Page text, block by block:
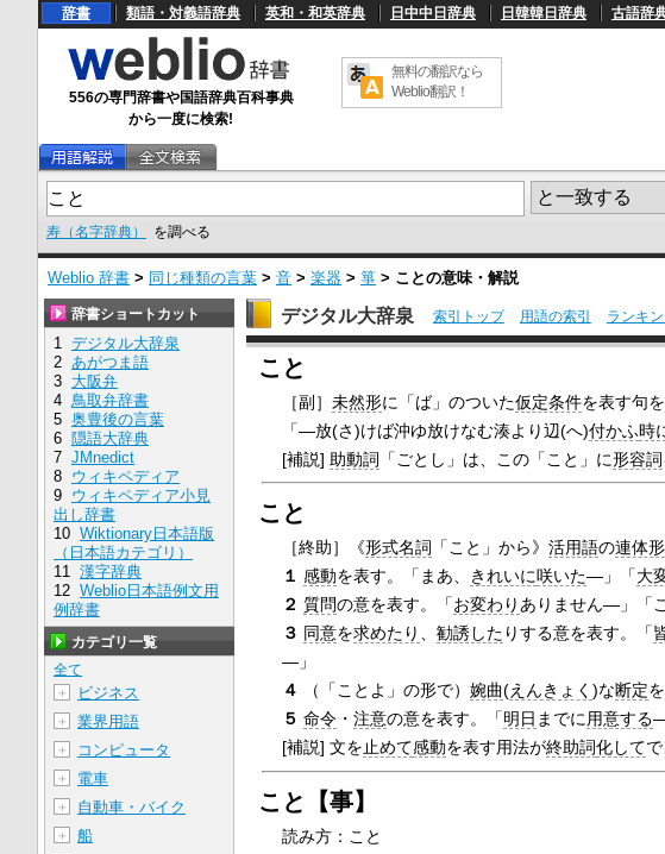
辞書 類語・対義語辞典 英和・和英辞典 日中中日辞典 日韓韓日辞典 古語辞
556の専門辞書や国語辞典百科事典
から一度に検索!
無料の翻訳なら
Weblio翻訳！
寿（名字辞典） を調べる
Weblio 辞書 > 同じ種類の言葉 > 音 > 楽器 > 箏 > ことの意味・解説
U
u
t
e
/
L
d
e
d
4
1
%
デジタル大辞泉 索引トップ 用語の索引 ランキ
こと
［副］未然形に「ば」のついた仮定条件を表す句を
「―放(さ)けば沖ゆ放けなむ湊より辺(へ)付かふ時
[補説] 助動詞 「ごとし」は、この「こと」に形容詞
こと
［終助］ 《形式名詞 「こと」から》活用語の連体形
１ 感動を表す。「まあ、 きれいに咲いた―」「大
２ 質問の意を表す。「お変わりありません―」「
３ 同意を求めたり 、勧誘した りする意を表す。「
―」
４
（「ことよ」の形で）婉曲(えんきょく)な断定
５ 命令 ・注意の意を表す。「明日 までに用意する
[補説] 文を止めて感動を表す用法が終助詞化して
こと【事】
読み方：こと
辞書ショートカット
1 デジタル大辞泉
2 あがつま語
3 大阪弁
4 鳥取弁辞書
5 奥豊後の言葉
6 隠語大辞典
7 JMnedict
8 ウィキペディア
9 ウィキペディア小見
出し辞書
10 Wiktionary日本語版
（日本語カテゴリ）
11 漢字辞典
12 Weblio日本語例文用
例辞書
カテゴリ一覧
全て
＋
ビジネス
＋ 業界用語
＋ コンピュータ
＋ 電車
＋ 自動車・バイク
＋ 船